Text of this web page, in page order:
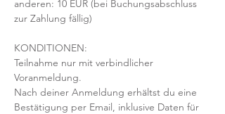
anderen: 10 EUR (bei Buchungsabschluss
zur Zahlung fällig)
KONDITIONEN:
Teilnahme nur mit verbindlicher
Voranmeldung.
Nach deiner Anmeldung erhältst du eine
Bestätigung per Email, inklusive Daten für